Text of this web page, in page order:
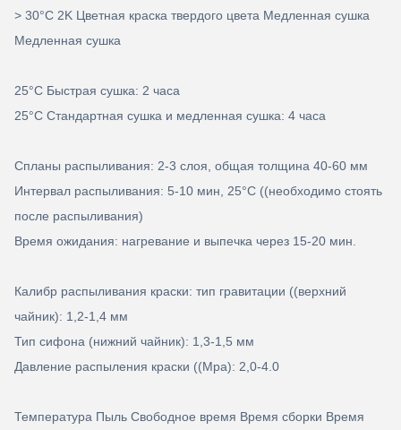
> 30°C 2K Цветная краска твердого цвета Медленная сушка
Медленная сушка
25°C Быстрая сушка: 2 часа
25°C Стандартная сушка и медленная сушка: 4 часа
Спланы распыливания: 2-3 слоя, общая толщина 40-60 мм
Интервал распыливания: 5-10 мин, 25°C ((необходимо стоять
после распыливания)
Время ожидания: нагревание и выпечка через 15-20 мин.
Калибр распыливания краски: тип гравитации ((верхний
чайник): 1,2-1,4 мм
Тип сифона (нижний чайник): 1,3-1,5 мм
Давление распыления краски ((Mpa): 2,0-4.0
Температура Пыль Свободное время Время сборки Время